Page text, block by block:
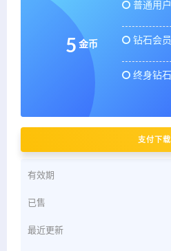
5 金币
普通用
钻石会
终身钻
支付下载
有效期
已售
最近更新